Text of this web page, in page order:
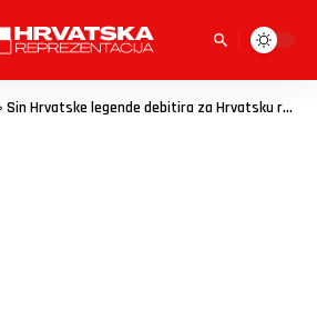
Sin Hrvatske legende debitira za Hrvatsku reprezentaciju